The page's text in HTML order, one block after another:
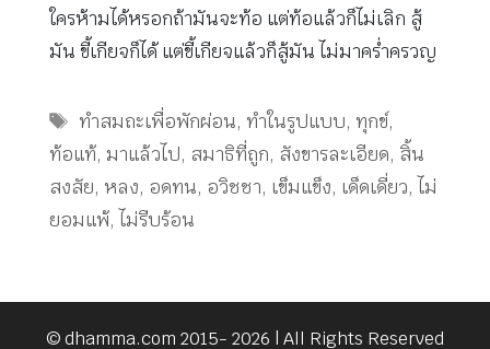
ใครห้ามได้หรอกถ้ามันจะท้อ แต่ท้อแล้วก็ไม่เลิก สู้
มัน ขี้เกียจก็ได้ แต่ขี้เกียจแล้วก็สู้มัน ไม่มาคร่ำครวญ
Tags
ทำสมถะเพื่อพักผ่อน, ทำในรูปแบบ, ทุกข์,
ท้อแท้, มาแล้วไป, สมาธิที่ถูก, สังขารละเอียด, สิ้น
สงสัย, หลง, อดทน, อวิชชา, เข็มแข็ง, เด็ดเดี่ยว, ไม่
ยอมแพ้, ไม่รีบร้อน
© dhamma.com 2015- 2026 | All Rights Reserved